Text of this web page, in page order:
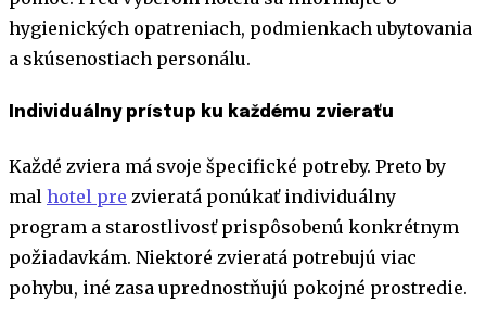
hygienických opatreniach, podmienkach ubytovania
a skúsenostiach personálu.
Individuálny prístup ku každému zvieraťu
Každé zviera má svoje špecifické potreby. Preto by
mal hotel pre zvieratá ponúkať individuálny
program a starostlivosť prispôsobenú konkrétnym
požiadavkám. Niektoré zvieratá potrebujú viac
pohybu, iné zasa uprednostňujú pokojné prostredie.